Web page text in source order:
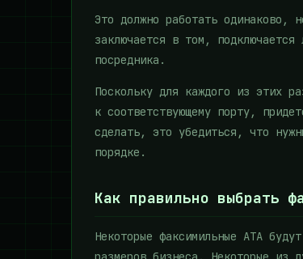
Это должно работать одинаково,
заключается в том,
посредника.
Поскольку для каждого из этих
к соответствующему порту,
сделать, это убедиться, что
порядке.
Как правильно выбрать
Некоторые факсимильные АТА